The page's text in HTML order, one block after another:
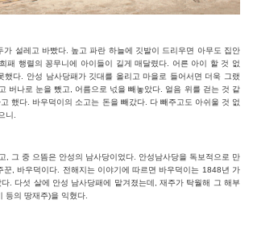
가 설레고 바빴다. 높고 파란 하늘에 깃발이 드리우면 아무도 집안
패 행렬의 꽁무니에 아이들이 길게 매달렸다. 어른 아이 할 것 없
했다. 안성 남사당패가 깃대를 올리고 마을로 들어서면 더욱 그랬
버나로 눈을 뺐고, 어름으로 넋을 빼놓았다. 얼음 위를 걷는 것 같
했다. 바우덕이의 소고는 돈을 빼갔다. 다 빼주고도 아쉬울 것 없
니.
, 그 중 으뜸은 안성의 남사당이었다. 안성남사당을 독보적으로 만
꾼, 바우덕이다. 전해지는 이야기에 따르면 바우덕이는 1848년 가
. 다섯 살에 안성 남사당패에 맡겨졌는데, 재주가 탁월해 그 해부
등의 땅재주)을 익혔다.